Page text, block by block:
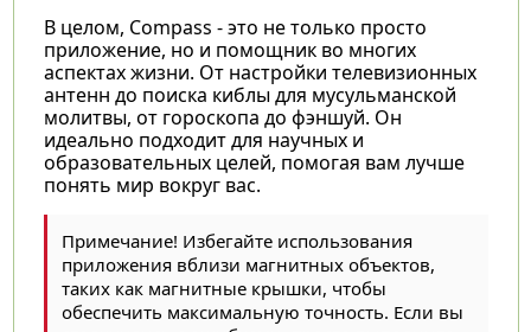
В целом, Compass - это не только просто
приложение, но и помощник во многих
аспектах жизни. От настройки телевизионных
антенн до поиска киблы для мусульманской
молитвы, от гороскопа до фэншуй. Он
идеально подходит для научных и
образовательных целей, помогая вам лучше
понять мир вокруг вас.
Примечание! Избегайте использования
приложения вблизи магнитных объектов,
таких как магнитные крышки, чтобы
обеспечить максимальную точность. Если вы